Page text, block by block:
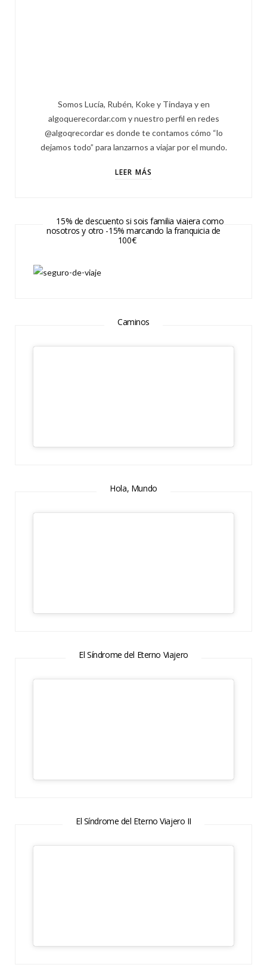
Somos Lucía, Rubén, Koke y Tindaya y en
algoquerecordar.com y nuestro perfil en redes
@algoqrecordar es donde te contamos cómo “lo
dejamos todo” para lanzarnos a viajar por el mundo.
LEER MÁS
15% de descuento si sois familia viajera como
nosotros y otro -15% marcando la franquicia de
100€
Caminos
Hola, Mundo
El Síndrome del Eterno Viajero
El Síndrome del Eterno Viajero II